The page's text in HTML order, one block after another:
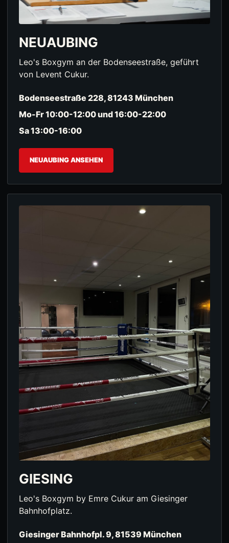
NEUAUBING
Leo's Boxgym an der Bodenseestraße, geführt
von Levent Cukur.
Bodenseestraße 228, 81243 München
Mo-Fr 10:00-12:00 und 16:00-22:00
Sa 13:00-16:00
NEUAUBING ANSEHEN
GIESING
Leo's Boxgym by Emre Cukur am Giesinger
Bahnhofplatz.
Giesinger Bahnhofpl. 9, 81539 München